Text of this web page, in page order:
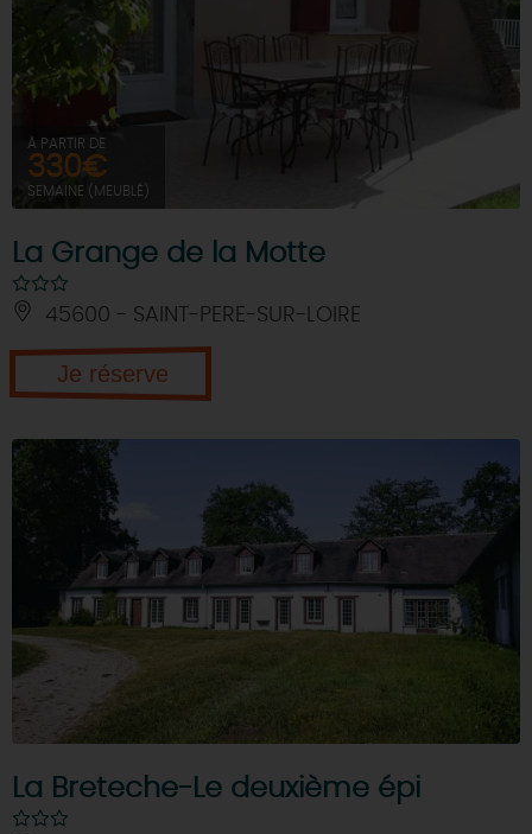
À PARTIR DE
330€
SEMAINE (MEUBLÉ)
La Grange de la Motte
45600 - SAINT-PERE-SUR-LOIRE
Je réserve
La Breteche-Le deuxième épi